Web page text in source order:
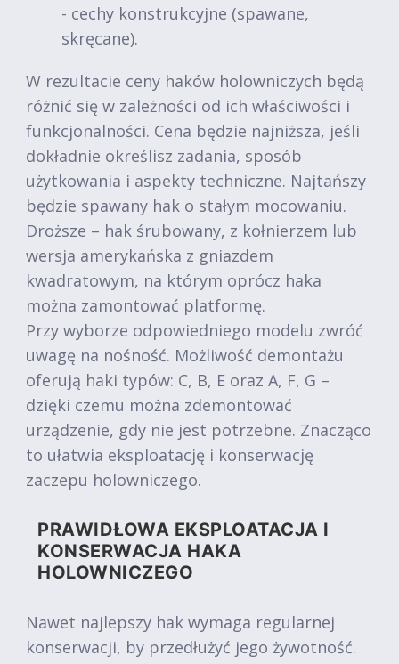
- cechy konstrukcyjne (spawane,
skręcane).
W rezultacie ceny haków holowniczych będą
różnić się w zależności od ich właściwości i
funkcjonalności. Cena będzie najniższa, jeśli
dokładnie określisz zadania, sposób
użytkowania i aspekty techniczne. Najtańszy
będzie spawany hak o stałym mocowaniu.
Droższe – hak śrubowany, z kołnierzem lub
wersja amerykańska z gniazdem
kwadratowym, na którym oprócz haka
można zamontować platformę.
Przy wyborze odpowiedniego modelu zwróć
uwagę na nośność. Możliwość demontażu
oferują haki typów: C, B, E oraz A, F, G –
dzięki czemu można zdemontować
urządzenie, gdy nie jest potrzebne. Znacząco
to ułatwia eksploatację i konserwację
zaczepu holowniczego.
PRAWIDŁOWA EKSPLOATACJA I
KONSERWACJA HAKA
HOLOWNICZEGO
Nawet najlepszy hak wymaga regularnej
konserwacji, by przedłużyć jego żywotność.